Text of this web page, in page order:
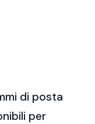
di posta
per